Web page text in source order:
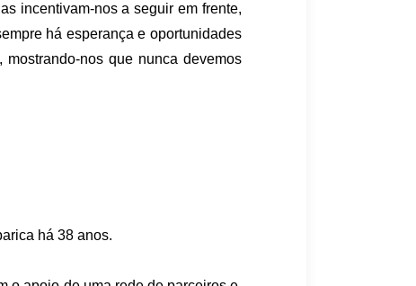
incentivam-nos a seguir em frente,
há esperança e oportunidades
nos que nunca devemos
há 38 anos.